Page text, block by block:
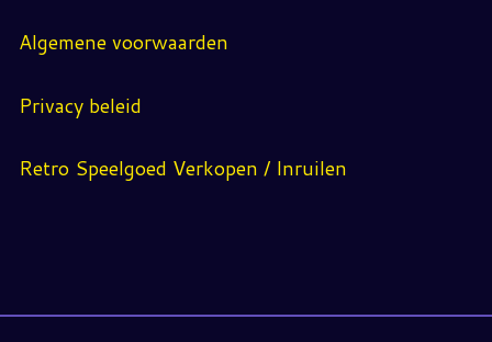
Algemene voorwaarden
Privacy beleid
Retro Speelgoed Verkopen / Inruilen